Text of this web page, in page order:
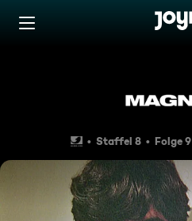
Zum Inhalt springen
Staffel 8 Folge 9